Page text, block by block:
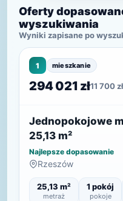
Oferty
wyszukiwania
Wyniki zapisane po
1 mieszkanie
294 021 zł11 700
Jednopokojowe
25,13 m²
Najlepsze dopasowanie
Rzeszów
25,13 m²
metraż
1 pokój
pokoje